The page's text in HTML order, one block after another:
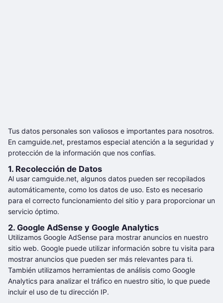
Tus datos personales son valiosos e importantes para nosotros.
En camguide.net, prestamos especial atención a la seguridad y
protección de la información que nos confías.
1. Recolección de Datos
Al usar camguide.net, algunos datos pueden ser recopilados
automáticamente, como los datos de uso. Esto es necesario
para el correcto funcionamiento del sitio y para proporcionar un
servicio óptimo.
2. Google AdSense y Google Analytics
Utilizamos Google AdSense para mostrar anuncios en nuestro
sitio web. Google puede utilizar información sobre tu visita para
mostrar anuncios que pueden ser más relevantes para ti.
También utilizamos herramientas de análisis como Google
Analytics para analizar el tráfico en nuestro sitio, lo que puede
incluir el uso de tu dirección IP.